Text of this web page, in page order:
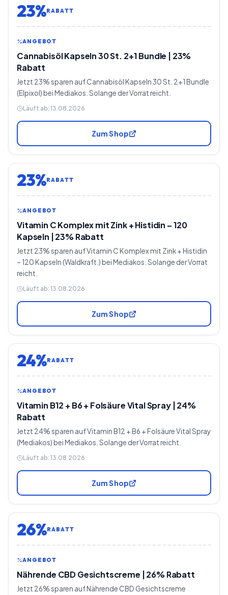
23%RABATT
ANGEBOT
Cannabisöl Kapseln 30 St. 2+1 Bundle | 23%
Rabatt
Jetzt 23% sparen auf Cannabisöl Kapseln 30 St. 2+1 Bundle
(Elpixol) bei Mediakos. Solange der Vorrat reicht.
Läuft ab: 13.08.2026
Zum Shop
23%RABATT
ANGEBOT
Vitamin C Komplex mit Zink + Histidin – 120
Kapseln | 23% Rabatt
Jetzt 23% sparen auf Vitamin C Komplex mit Zink + Histidin
– 120 Kapseln (Waldkraft.) bei Mediakos. Solange der Vorrat
reicht.
Läuft ab: 13.08.2026
Zum Shop
24%RABATT
ANGEBOT
Vitamin B12 + B6 + Folsäure Vital Spray | 24%
Rabatt
Jetzt 24% sparen auf Vitamin B12 + B6 + Folsäure Vital Spray
(Mediakos) bei Mediakos. Solange der Vorrat reicht.
Läuft ab: 13.08.2026
Zum Shop
26%RABATT
ANGEBOT
Nährende CBD Gesichtscreme | 26% Rabatt
Jetzt 26% sparen auf Nährende CBD Gesichtscreme